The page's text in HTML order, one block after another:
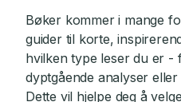
Bøker kommer i mange
guider til korte,
hvilken type leser du er -
dyptgående analyser
Dette vil hjelpe deg å